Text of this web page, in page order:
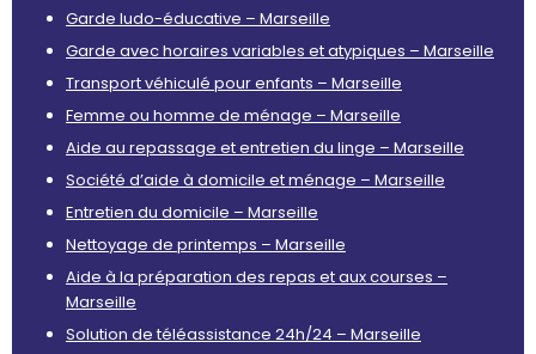
Garde ludo-éducative – Marseille
Garde avec horaires variables et atypiques – Marseille
Transport véhiculé pour enfants – Marseille
Femme ou homme de ménage – Marseille
Aide au repassage et entretien du linge – Marseille
Société d’aide à domicile et ménage – Marseille
Entretien du domicile – Marseille
Nettoyage de printemps – Marseille
Aide à la préparation des repas et aux courses –
Marseille
Solution de téléassistance 24h/24 – Marseille